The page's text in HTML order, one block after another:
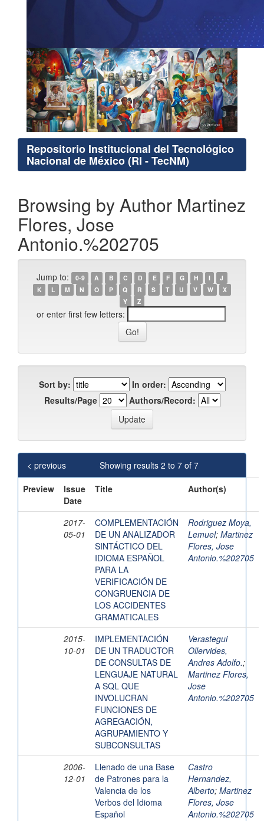
Repositorio Institucional del Tecnológico
Nacional de México (RI - TecNM)
Browsing by Author Martinez
Flores, Jose
Antonio.%202705
Jump to: 0-9 A B C D E F G H I
J
K
L M N O P Q R S T U V W
X
Y
Z
or enter first few letters:
Sort by:
In order:
Results/Page
Authors/Record:
Showing results 2 to 7 of 7
< previous
Preview
Issue
Date
Title Author(s)
2017-
05-01
COMPLEMENTACIÓN
DE UN ANALIZADOR
SINTÁCTICO DEL
IDIOMA ESPAÑOL
PARA LA
VERIFICACIÓN DE
CONGRUENCIA DE
LOS ACCIDENTES
GRAMATICALES
Rodriguez Moya,
Lemuel; Martinez
Flores, Jose
Antonio.%202705
2015-
10-01
IMPLEMENTACIÓN
DE UN TRADUCTOR
DE CONSULTAS DE
LENGUAJE NATURAL
A SQL QUE
INVOLUCRAN
FUNCIONES DE
AGREGACIÓN,
AGRUPAMIENTO Y
SUBCONSULTAS
Verastegui
Ollervides,
Andres Adolfo.;
Martinez Flores,
Jose
Antonio.%202705
2006-
12-01
Llenado de una Base
de Patrones para la
Valencia de los
Verbos del Idioma
Español
Castro
Hernandez,
Alberto; Martinez
Flores, Jose
Antonio.%202705